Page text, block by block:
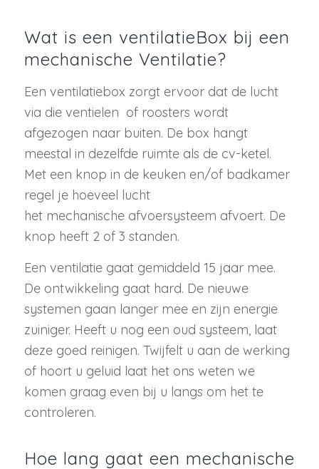
Wat is een ventilatieBox bij een
mechanische Ventilatie?
Een ventilatiebox zorgt ervoor dat de lucht
via die ventielen of roosters wordt
afgezogen naar buiten. De box hangt
meestal in dezelfde ruimte als de cv-ketel.
Met een knop in de keuken en/of badkamer
regel je hoeveel lucht
het mechanische afvoersysteem afvoert. De
knop heeft 2 of 3 standen.
Een ventilatie gaat gemiddeld 15 jaar mee.
De ontwikkeling gaat hard. De nieuwe
systemen gaan langer mee en zijn energie
zuiniger. Heeft u nog een oud systeem, laat
deze goed reinigen. Twijfelt u aan de werking
of hoort u geluid laat het ons weten we
komen graag even bij u langs om het te
controleren.
Hoe lang gaat een mechanische